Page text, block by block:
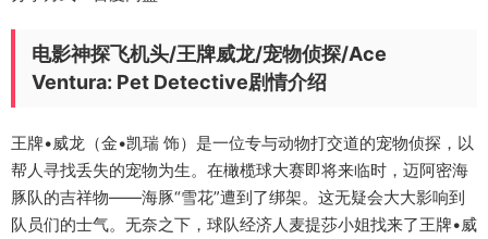
电影神探飞机头/王牌威龙/宠物侦探/Ace
Ventura: Pet Detective剧情介绍
王牌•威龙（金•凯瑞 饰）是一位专与动物打交道的宠物侦探，以
帮人寻找丢失的宠物为生。在橄榄球大赛即将来临时，迈阿密海
豚队的吉祥物——海豚“雪花”遭到了绑架。这无疑会大大影响到
队员们的士气。无奈之下，球队经济人麦提莎小姐找来了王牌•威